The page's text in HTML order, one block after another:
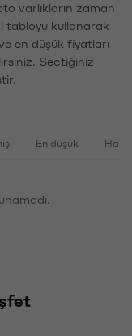
varlıkların zaman
tabloyu kullanarak
en düşük fiyatları
Seçtiğiniz
En düşük